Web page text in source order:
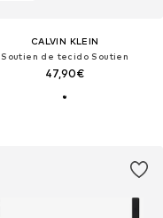
CALVIN KLEIN
Soutien de tecido Soutien
47,90€